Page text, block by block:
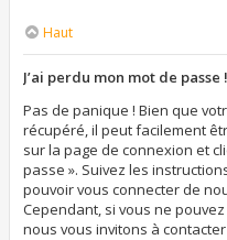
Haut
J’ai perdu mon mot de passe !
Pas de panique ! Bien que
récupéré, il peut facilement
sur la page de connexion et
passe ». Suivez les
pouvoir vous connecter de
Cependant, si vous ne
nous vous invitons à